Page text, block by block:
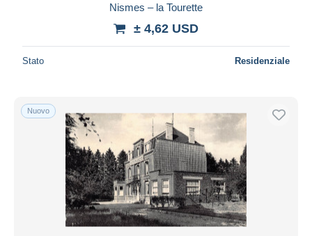
Nismes – la Tourette
± 4,62 USD
Stato Residenziale
Nuovo